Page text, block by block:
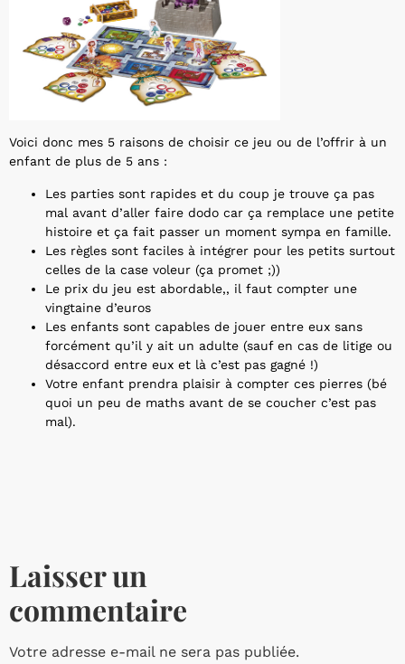
Voici donc mes 5 raisons de choisir ce jeu ou de l’offrir à un
enfant de plus de 5 ans :
Les parties sont rapides et du coup je trouve ça pas
mal avant d’aller faire dodo car ça remplace une petite
histoire et ça fait passer un moment sympa en famille.
Les règles sont faciles à intégrer pour les petits surtout
celles de la case voleur (ça promet ;))
Le prix du jeu est abordable,, il faut compter une
vingtaine d’euros
Les enfants sont capables de jouer entre eux sans
forcément qu’il y ait un adulte (sauf en cas de litige ou
désaccord entre eux et là c’est pas gagné !)
Votre enfant prendra plaisir à compter ces pierres (bé
quoi un peu de maths avant de se coucher c’est pas
mal).
Laisser un
commentaire
Votre adresse e-mail ne sera pas publiée.